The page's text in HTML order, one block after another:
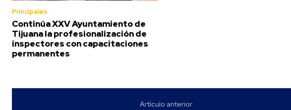
Principales
Continúa XXV Ayuntamiento de
Tijuana la profesionalización de
inspectores con capacitaciones
permanentes
Artículo anterior